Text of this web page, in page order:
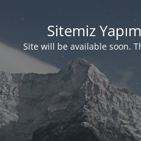
Sitemiz
Site will be available soon.